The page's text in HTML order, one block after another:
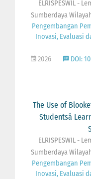
ELRISPESWIL -
Sumberdaya
Pengembangan
Inovasi, Evaluasi
2026
DOI:
The Use of
Studentsâ
ELRISPESWIL -
Sumberdaya
Pengembangan
Inovasi, Evaluasi